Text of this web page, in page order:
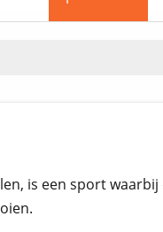
is een sport